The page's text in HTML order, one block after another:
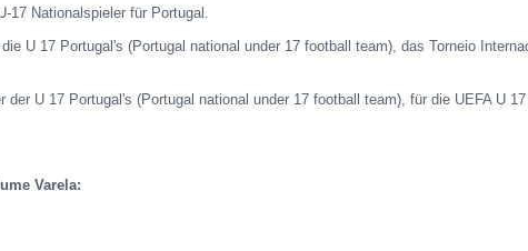
17 Nationalspieler für Portugal.
U 17 Portugal's (Portugal national under 17 football team), das Torneio
der U 17 Portugal's (Portugal national under 17 football team), für die UEFA U 17
Varela: